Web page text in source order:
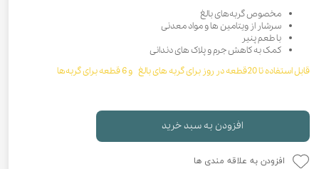
مخصوص گربه‌های بالغ
سرشار از ویتامین ها و مواد معدنی
با طعم پنیر
کمک به کاهش جرم و پلاک های دندانی
قابل استفاده تا 20قطعه در روز برای گربه های بالغ و 6 قطعه برای گربه‌ها
افزودن به سبد خرید
افزودن به علاقه مندی ها